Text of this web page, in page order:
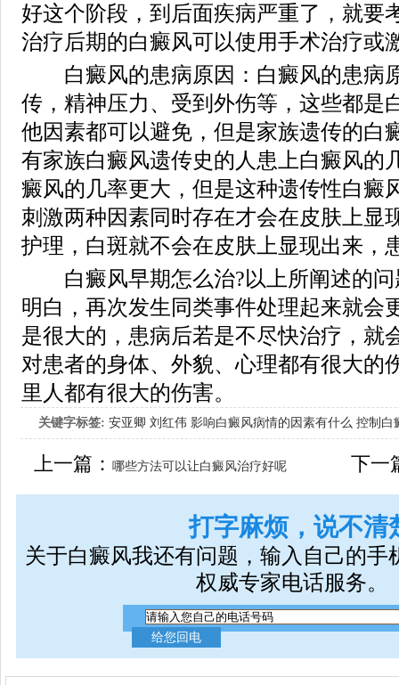
好这个阶段，到后面疾病严重了，就要
治疗后期的白癜风可以使用手术治疗或
白癜风的患病原因：白癜风的患病
传，精神压力、受到外伤等，这些都是
他因素都可以避免，但是家族遗传的白
有家族白癜风遗传史的人患上白癜风的
癜风的几率更大，但是这种遗传性白癜
刺激两种因素同时存在才会在皮肤上显
护理，白斑就不会在皮肤上显现出来，
白癜风早期怎么治?以上所阐述的问
明白，再次发生同类事件处理起来就会
是很大的，患病后若是不尽快治疗，就
对患者的身体、外貌、心理都有很大的
里人都有很大的伤害。
关键字标签: 安亚卿 刘红伟 影响白癜风病情的因素有什么 控制白
女生应该如何治疗呢
上一篇：哪些方法可以让白癜风治疗好呢 下一
打字麻烦，说不清
关于白癜风我还有问题，输入自己的手
权威专家电话服务。